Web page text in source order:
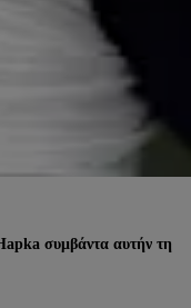
συμβάντα αυτήν τη